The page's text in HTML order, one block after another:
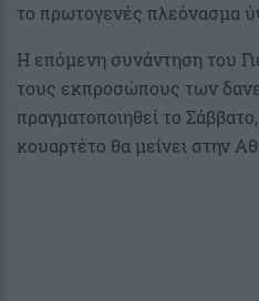
το πρωτογενές πλεόνασμα
Η επόμενη συνάντηση του
τους εκπροσώπους των
πραγματοποιηθεί το
κουαρτέτο θα μείνει στην